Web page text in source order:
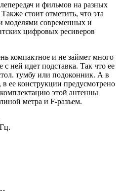
и фильмов на разных
стоит отметить, что эта
моделями современных и
цифровых ресиверов
компактное и не займет много
с ней идет подставка. Так что ее
тумбу или подоконник. А в
ее конструкции предусмотрено
этой антенны
метра и F-разъем.